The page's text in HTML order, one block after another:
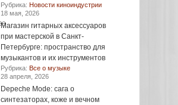
Рубрика: Новости киноиндустрии
18 мая, 2026
Магазин гитарных аксессуаров
при мастерской в Санкт-
Петербурге: пространство для
музыкантов и их инструментов
Рубрика: Все о музыке
28 апреля, 2026
Depeche Mode: сага о
синтезаторах, коже и вечном